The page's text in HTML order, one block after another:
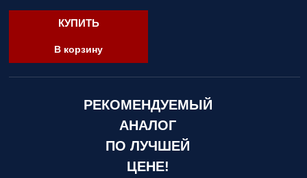
КУПИТЬ
В корзину
РЕКОМЕНДУЕМЫЙ
АНАЛОГ
ПО ЛУЧШЕЙ
ЦЕНЕ!